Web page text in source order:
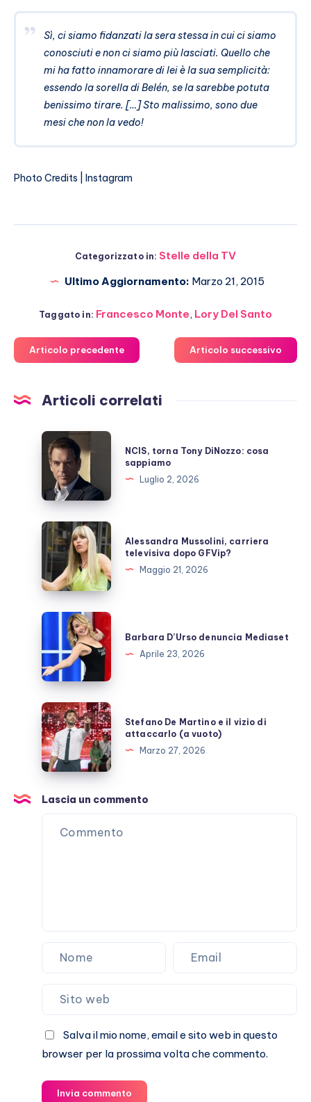
Sì, ci siamo fidanzati la sera stessa in cui ci siamo
conosciuti e non ci siamo più lasciati. Quello che
mi ha fatto innamorare di lei è la sua semplicità:
essendo la sorella di Belén, se la sarebbe potuta
benissimo tirare. […] Sto malissimo, sono due
mesi che non la vedo!
Photo Credits | Instagram
Categorizzato in: Stelle della TV
Ultimo Aggiornamento: Marzo 21, 2015
Taggato in: Francesco Monte, Lory Del Santo
Articolo precedente Articolo successivo
Articoli correlati
NCIS,
torna
Tony
DiNozzo:
cosa
sappiamo
NCIS, torna Tony DiNozzo: cosa
sappiamo
Luglio 2, 2026
Alessandra
Mussolini,
carriera
televisiva
dopo
GFVip?
Alessandra Mussolini, carriera
televisiva dopo GFVip?
Maggio 21, 2026
Barbara
D’Urso
denuncia
Mediaset
Barbara D’Urso denuncia Mediaset
Aprile 23, 2026
Stefano
De
Martino
e
vizio
di
attaccarlo
Stefano De Martino e il vizio di
attaccarlo (a vuoto)
Marzo 27, 2026
Lascia un commento
Salva il mio nome, email e sito web in questo
browser per la prossima volta che commento.
Invia commento